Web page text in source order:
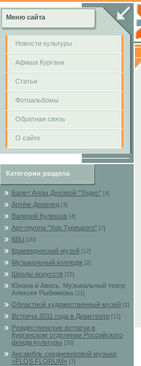
Меню сайта
Новости культуры
Афиша Кургана
Cтатьи
Фотоальбомы
Обратная связь
О сайте
Категории раздела
Балет Аллы Духовой "Тодес" [4]
Артём Дервоед [3]
Валерий Кулешов [4]
Арт-группа "Хор Турецкого" [7]
КВЦ [20]
Краеведческий музей [12]
Музыкальный колледж [2]
Школы искусств [15]
Юнона и Авось. Музыкальный театр
Алексея Рыбникова
[21]
Областной художественный музей [2]
Встреча 2011 года в Драмтеатр [12]
Рождественские встречи в
Курганском отделении Российского
фонда культуры
[33]
Ансамбль средневековой музыки
«FLOS FLORUM» [7]